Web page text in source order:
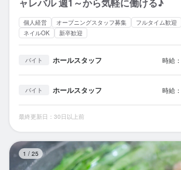
ャレバル 週1～から気軽に働ける♪
個人経営 オープニングスタッフ募集 フルタイム歓迎
ネイルOK
新卒歓迎
バイト ホールスタッフ 時給：
バイト ホールスタッフ 時給：
最終更新日：30日以上前
1 / 25